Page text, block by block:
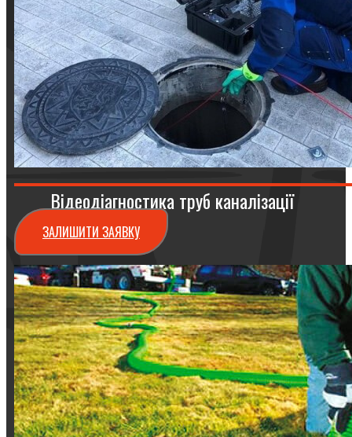
Відеодіагностика труб каналізації
ЗАЛИШИТИ ЗАЯВКУ